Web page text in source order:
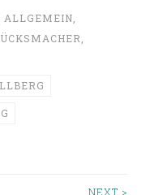
ALLGEMEIN
NEXT >